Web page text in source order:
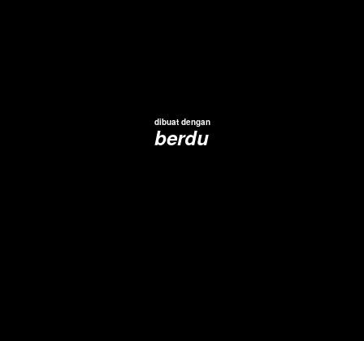
dibuat dengan
berdu